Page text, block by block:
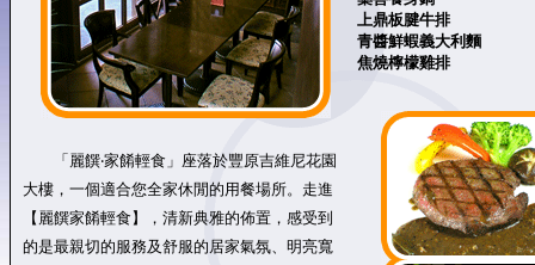
「麗饌‧家餚輕食」座落於豐原吉維尼花園
大樓，一個適合您全家休閒的用餐場所。走進
【麗饌家餚輕食】，清新典雅的佈置，感受到
的是最親切的服務及舒服的居家氣氛、明亮寬
上鼎板腱牛排
青醬鮮蝦義大利麵
焦燒檸檬雞排